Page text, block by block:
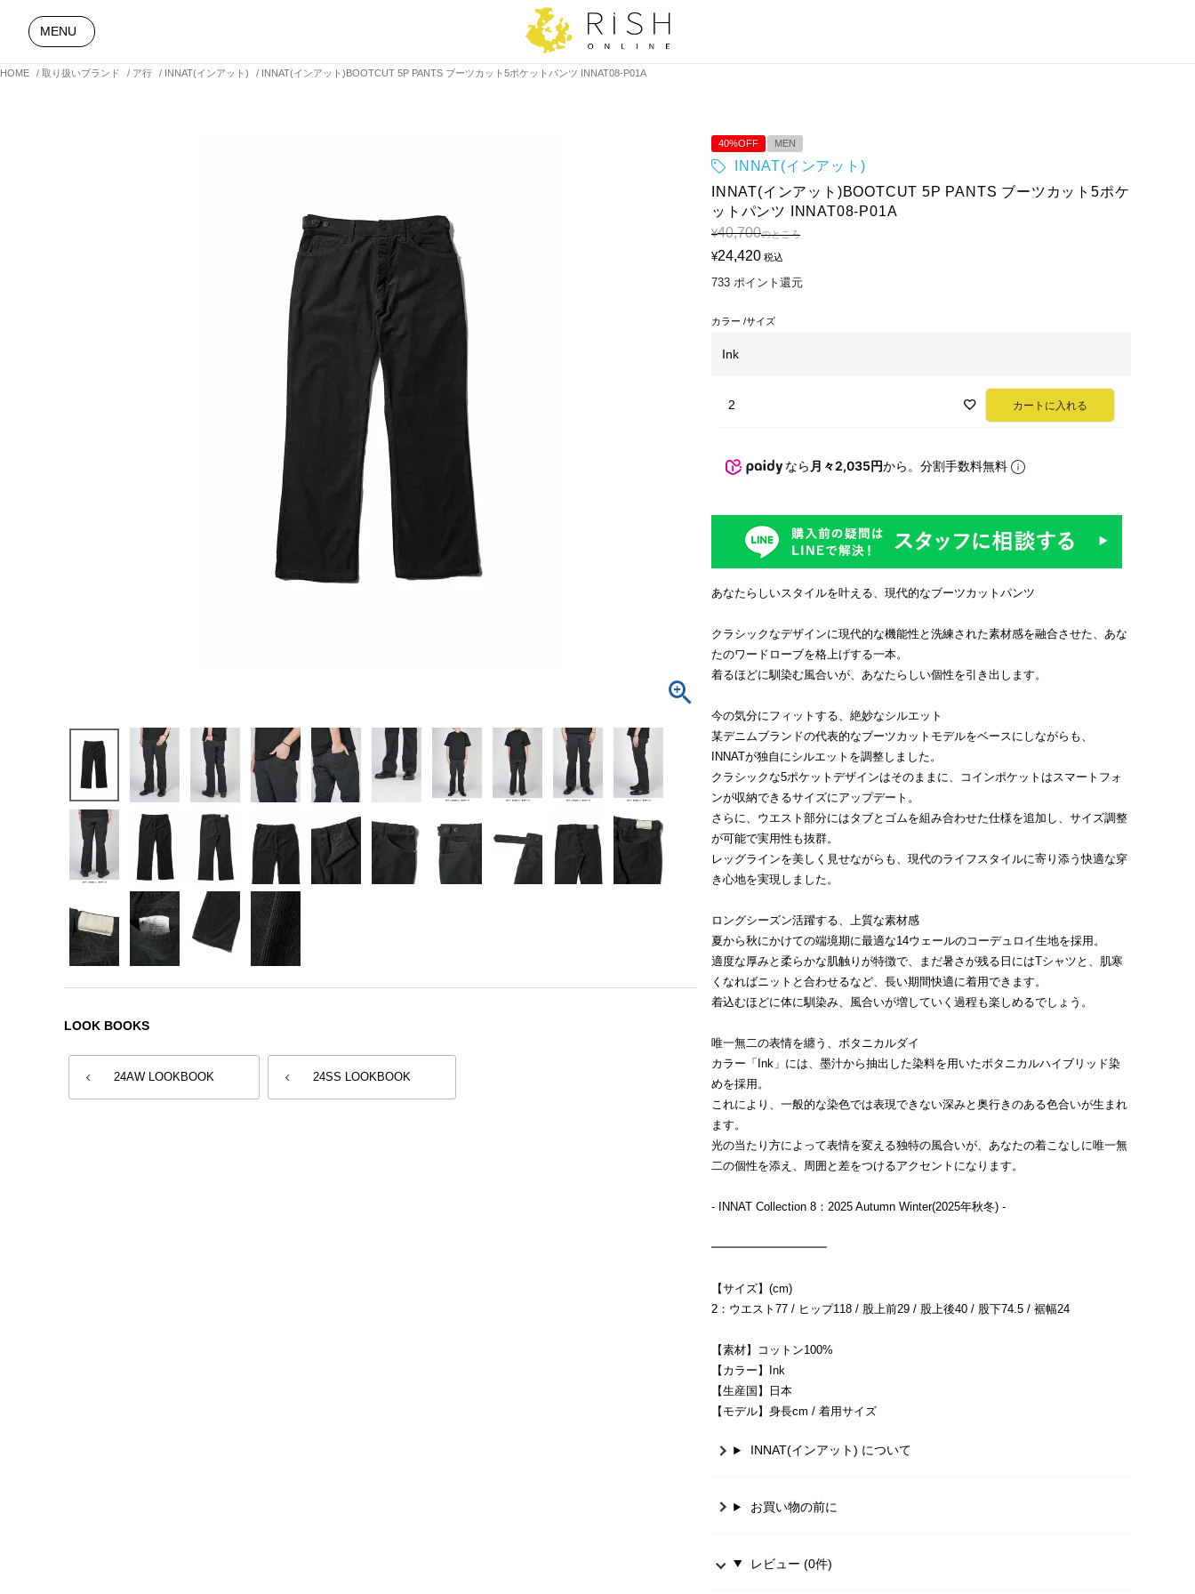
HOME 取り扱いブランド ア行 INNAT(インアット) INNAT(インアット)BOOTCUT 5P PANTS ブーツカット5ポケットパンツ INNAT08-P01A
MENU
LOOK BOOKS
24AW LOOKBOOK 24SS LOOKBOOK
40%OFF MEN
INNAT(インアット)
INNAT(インアット)BOOTCUT 5P PANTS ブーツカット5ポケ
ットパンツ INNAT08-P01A
¥40,700のところ
¥24,420 税込
733 ポイント還元
カラー サイズ
Ink
2 カートに入れる
なら 月々2,035円から。分割手数料無料
あなたらしいスタイルを叶える、現代的なブーツカットパンツ
クラシックなデザインに現代的な機能性と洗練された素材感を融合させた、あな
たのワードローブを格上げする一本。
着るほどに馴染む風合いが、あなたらしい個性を引き出します。
今の気分にフィットする、絶妙なシルエット
某デニムブランドの代表的なブーツカットモデルをベースにしながらも、
INNATが独自にシルエットを調整しました。
クラシックな5ポケットデザインはそのままに、コインポケットはスマートフォ
ンが収納できるサイズにアップデート。
さらに、ウエスト部分にはタブとゴムを組み合わせた仕様を追加し、サイズ調整
が可能で実用性も抜群。
レッグラインを美しく見せながらも、現代のライフスタイルに寄り添う快適な穿
き心地を実現しました。
ロングシーズン活躍する、上質な素材感
夏から秋にかけての端境期に最適な14ウェールのコーデュロイ生地を採用。
適度な厚みと柔らかな肌触りが特徴で、まだ暑さが残る日にはTシャツと、肌寒
くなればニットと合わせるなど、長い期間快適に着用できます。
着込むほどに体に馴染み、風合いが増していく過程も楽しめるでしょう。
唯一無二の表情を纏う、ボタニカルダイ
カラー「Ink」には、墨汁から抽出した染料を用いたボタニカルハイブリッド染
めを採用。
これにより、一般的な染色では表現できない深みと奥行きのある色合いが生まれ
ます。
光の当たり方によって表情を変える独特の風合いが、あなたの着こなしに唯一無
二の個性を添え、周囲と差をつけるアクセントになります。
- INNAT Collection 8：2025 Autumn Winter(2025年秋冬) -
━━━━━━━━━━
【サイズ】(cm)
2：ウエスト77 / ヒップ118 / 股上前29 / 股上後40 / 股下74.5 / 裾幅24
【素材】コットン100%
【カラー】Ink
【生産国】日本
【モデル】身長cm / 着用サイズ
INNAT(インアット) について
お買い物の前に
レビュー (0件)